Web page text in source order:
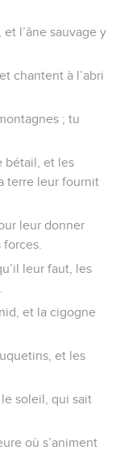
l’âne sauvage y
chantent à l’abri
; tu
bétail, et les
terre leur fournit
leur donner
leur faut, les
et la cigogne
et les
soleil, qui sait
où s’animent